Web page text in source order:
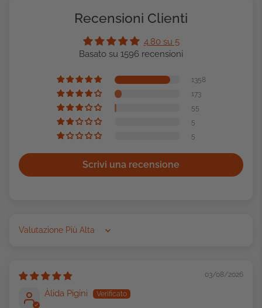
Recensioni Clienti
4.80 su 5
Basato su 1596 recensioni
1358
173
55
5
5
Scrivi una recensione
Sort by
03/08/2026
Àlida Pigini